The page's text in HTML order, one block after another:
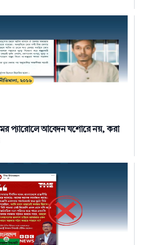
প্যারোলে আবেদন যশোরে নয়, করা